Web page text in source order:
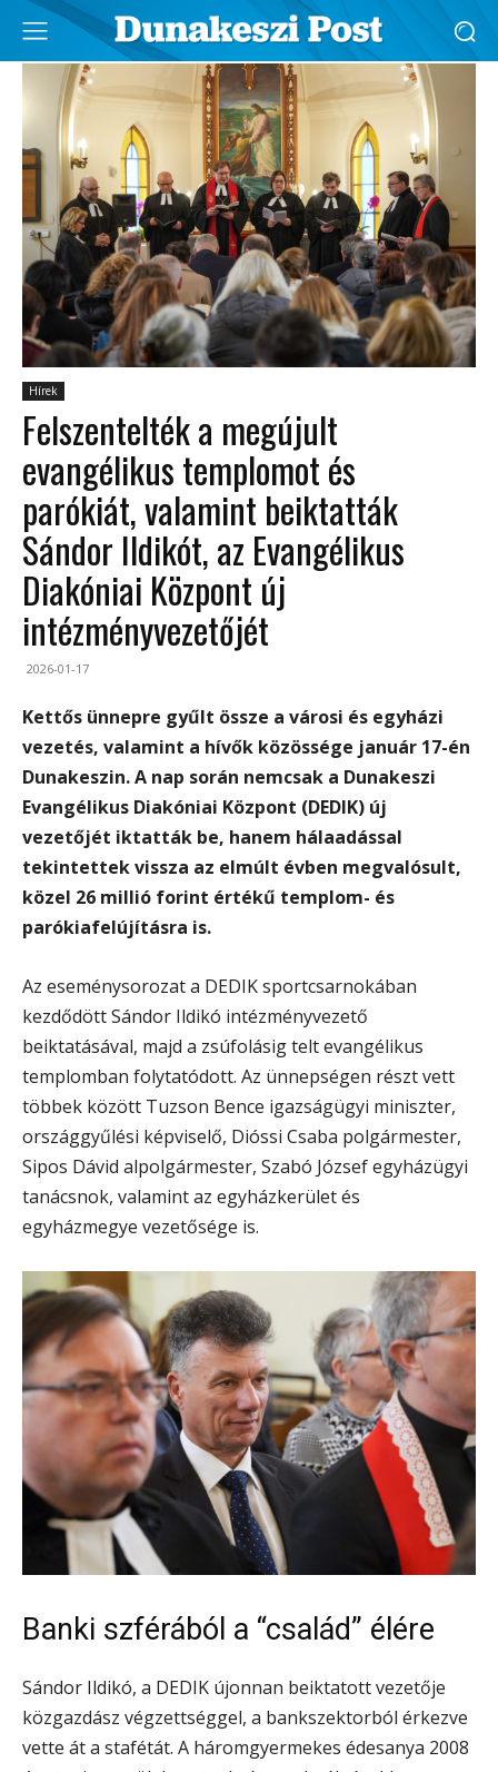
Hírek
Felszentelték a megújult
evangélikus templomot és
parókiát, valamint beiktatták
Sándor Ildikót, az Evangélikus
Diakóniai Központ új
intézményvezetőjét
2026-01-17
Kettős ünnepre gyűlt össze a városi és egyházi
vezetés, valamint a hívők közössége január 17-én
Dunakeszin. A nap során nemcsak a Dunakeszi
Evangélikus Diakóniai Központ (DEDIK) új
vezetőjét iktatták be, hanem hálaadással
tekintettek vissza az elmúlt évben megvalósult,
közel 26 millió forint értékű templom- és
parókiafelújításra is.
Az eseménysorozat a DEDIK sportcsarnokában
kezdődött Sándor Ildikó intézményvezető
beiktatásával, majd a zsúfolásig telt evangélikus
templomban folytatódott. Az ünnepségen részt vett
többek között Tuzson Bence igazságügyi miniszter,
országgyűlési képviselő, Dióssi Csaba polgármester,
Sipos Dávid alpolgármester, Szabó József egyházügyi
tanácsnok, valamint az egyházkerület és
egyházmegye vezetősége is.
Banki szférából a “család” élére
Sándor Ildikó, a DEDIK újonnan beiktatott vezetője
közgazdász végzettséggel, a bankszektorból érkezve
vette át a stafétát. A háromgyermekes édesanya 2008